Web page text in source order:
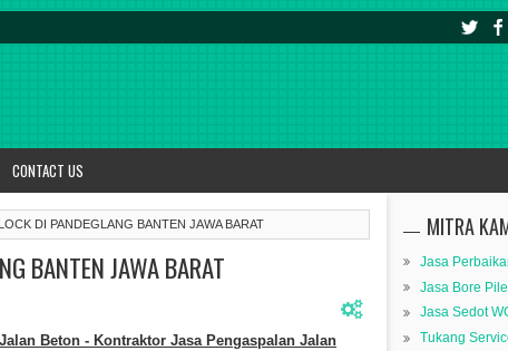
CONTACT US
DI PANDEGLANG BANTEN JAWA BARAT
BANTEN JAWA BARAT
Beton - Kontraktor Jasa Pengaspalan Jalan
MITRA
Jasa
Jasa Bore
Jasa Sedot
Tukang